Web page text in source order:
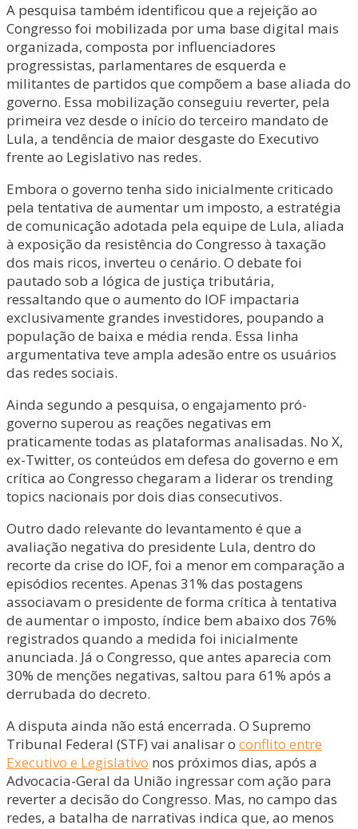
A pesquisa também identificou que a rejeição ao
Congresso foi mobilizada por uma base digital mais
organizada, composta por influenciadores
progressistas, parlamentares de esquerda e
militantes de partidos que compõem a base aliada do
governo. Essa mobilização conseguiu reverter, pela
primeira vez desde o início do terceiro mandato de
Lula, a tendência de maior desgaste do Executivo
frente ao Legislativo nas redes.
Embora o governo tenha sido inicialmente criticado
pela tentativa de aumentar um imposto, a estratégia
de comunicação adotada pela equipe de Lula, aliada
à exposição da resistência do Congresso à taxação
dos mais ricos, inverteu o cenário. O debate foi
pautado sob a lógica de justiça tributária,
ressaltando que o aumento do IOF impactaria
exclusivamente grandes investidores, poupando a
população de baixa e média renda. Essa linha
argumentativa teve ampla adesão entre os usuários
das redes sociais.
Ainda segundo a pesquisa, o engajamento pró-
governo superou as reações negativas em
praticamente todas as plataformas analisadas. No X,
ex-Twitter, os conteúdos em defesa do governo e em
crítica ao Congresso chegaram a liderar os trending
topics nacionais por dois dias consecutivos.
Outro dado relevante do levantamento é que a
avaliação negativa do presidente Lula, dentro do
recorte da crise do IOF, foi a menor em comparação a
episódios recentes. Apenas 31% das postagens
associavam o presidente de forma crítica à tentativa
de aumentar o imposto, índice bem abaixo dos 76%
registrados quando a medida foi inicialmente
anunciada. Já o Congresso, que antes aparecia com
30% de menções negativas, saltou para 61% após a
derrubada do decreto.
A disputa ainda não está encerrada. O Supremo
Tribunal Federal (STF) vai analisar o conflito entre
Executivo e Legislativo nos próximos dias, após a
Advocacia-Geral da União ingressar com ação para
reverter a decisão do Congresso. Mas, no campo das
redes, a batalha de narrativas indica que, ao menos